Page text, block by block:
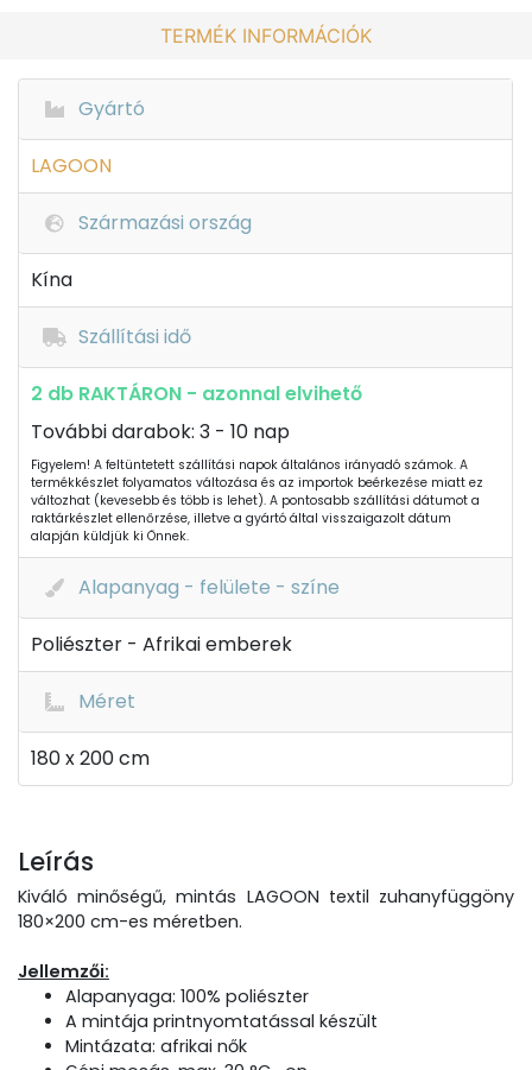
TERMÉK INFORMÁCIÓK
Gyártó
LAGOON
Származási ország
Kína
Szállítási idő
2 db RAKTÁRON - azonnal elvihető
További darabok: 3 - 10 nap
Figyelem! A feltüntetett szállítási napok általános irányadó számok. A
termékkészlet folyamatos változása és az importok beérkezése miatt ez
változhat (kevesebb és több is lehet). A pontosabb szállítási dátumot a
raktárkészlet ellenőrzése, illetve a gyártó által visszaigazolt dátum
alapján küldjük ki Önnek.
Alapanyag - felülete - színe
Poliészter - Afrikai emberek
Méret
180 x 200 cm
Leírás
Kiváló minőségű, mintás LAGOON textil zuhanyfüggöny
180×200 cm-es méretben.
Jellemzői:
Alapanyaga: 100% poliészter
A mintája printnyomtatással készült
Mintázata: afrikai nők